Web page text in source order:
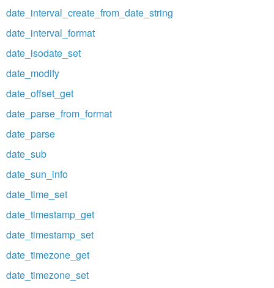
date_interval_create_from_date_string
date_interval_format
date_isodate_set
date_modify
date_offset_get
date_parse_from_format
date_parse
date_sub
date_sun_info
date_time_set
date_timestamp_get
date_timestamp_set
date_timezone_get
date_timezone_set